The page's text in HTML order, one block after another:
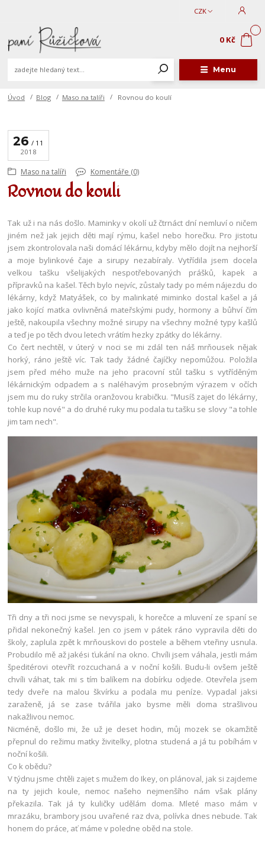
Menu
CZK
0 Kč
Úvod Blog Maso na talíři Rovnou do koulí
26
11
2018
Maso na talíři Komentáře (0)
Rovnou do koulí
Tak už i na nás došlo. Maminky v okolí už čtrnáct dní nemluví o ničem
jiném než jak jejich děti mají rýmu, kašel nebo horečku. Pro jistotu
jsem zkontrolovala naši domácí lékárnu, kdyby mělo dojít na nejhorší
a moje bylinkové čaje a sirupy nezabíraly. Vytřídila jsem docela
velkou tašku všelijakých nespotřebovaných prášků, kapek a
přípravků na kašel. Těch bylo nejvíc, zůstaly tady po mém nájezdu do
lékárny, když Matyášek, co by malinkaté miminko dostal kašel a já
jako kojící matka ovlivněná mateřskými pudy, hormony a bůhví čím
ještě, nakoupila všechny možné sirupy na všechny možné typy kašlů
a teď je po těch dvou letech vrátím hezky zpátky do lékárny.
Co čert nechtěl, v úterý v noci se mi zdál ten náš mrňousek nějak
horký, ráno ještě víc. Tak tady žádné čajíčky nepomůžou. Položila
jsem před mého muže na jeho pracovní stůl tašku s vytříděným
lékárnickým odpadem a s naléhavým prosebným výrazem v očích
jsem mu do ruky strčila oranžovou krabičku. "Musíš zajet do lékárny,
tohle kup nové" a do druhé ruky mu podala tu tašku se slovy "a tohle
jim tam nech".
Tři dny a tři noci jsme se nevyspali, k horečce a mluvení ze spaní se
přidal nekonečný kašel. Jen co jsem v pátek ráno vypravila děti do
školy, zaplula zpět k mrňouskovi do postele a během vteřiny usnula.
Probudilo mě až jakési ťukání na okno. Chvíli jsem váhala, jestli mám
špeditérovi otevřít rozcuchaná a v noční košili. Budu-li ovšem ještě
chvíli váhat, tak mi s tím balíkem na dobírku odjede. Otevřela jsem
tedy dveře na malou škvírku a podala mu peníze. Vypadal jaksi
zaraženě, já se zase tvářila jako bysme měli doma strašlivou
nakažlivou nemoc.
Nicméně, došlo mi, že už je deset hodin, můj mozek se okamžitě
přepnul do režimu matky živitelky, plotna studená a já tu pobíhám v
noční košili.
Co k obědu?
V týdnu jsme chtěli zajet s mužem do Ikey, on plánoval, jak si zajdeme
na ty jejich koule, nemoc našeho nejmenšího nám však plány
překazila. Tak já ty kuličky udělám doma. Mleté maso mám v
mrazáku, brambory jsou uvařené raz dva, polívka dnes nebude. Tak
honem do práce, ať máme v poledne oběd na stole.